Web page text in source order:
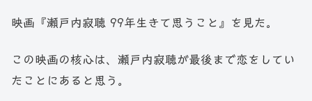
映画『瀬戸内寂聴 99年生きて思うこと』を見た。
この映画の核心は、瀬戸内寂聴が最後まで恋をしてい
たことにあると思う。